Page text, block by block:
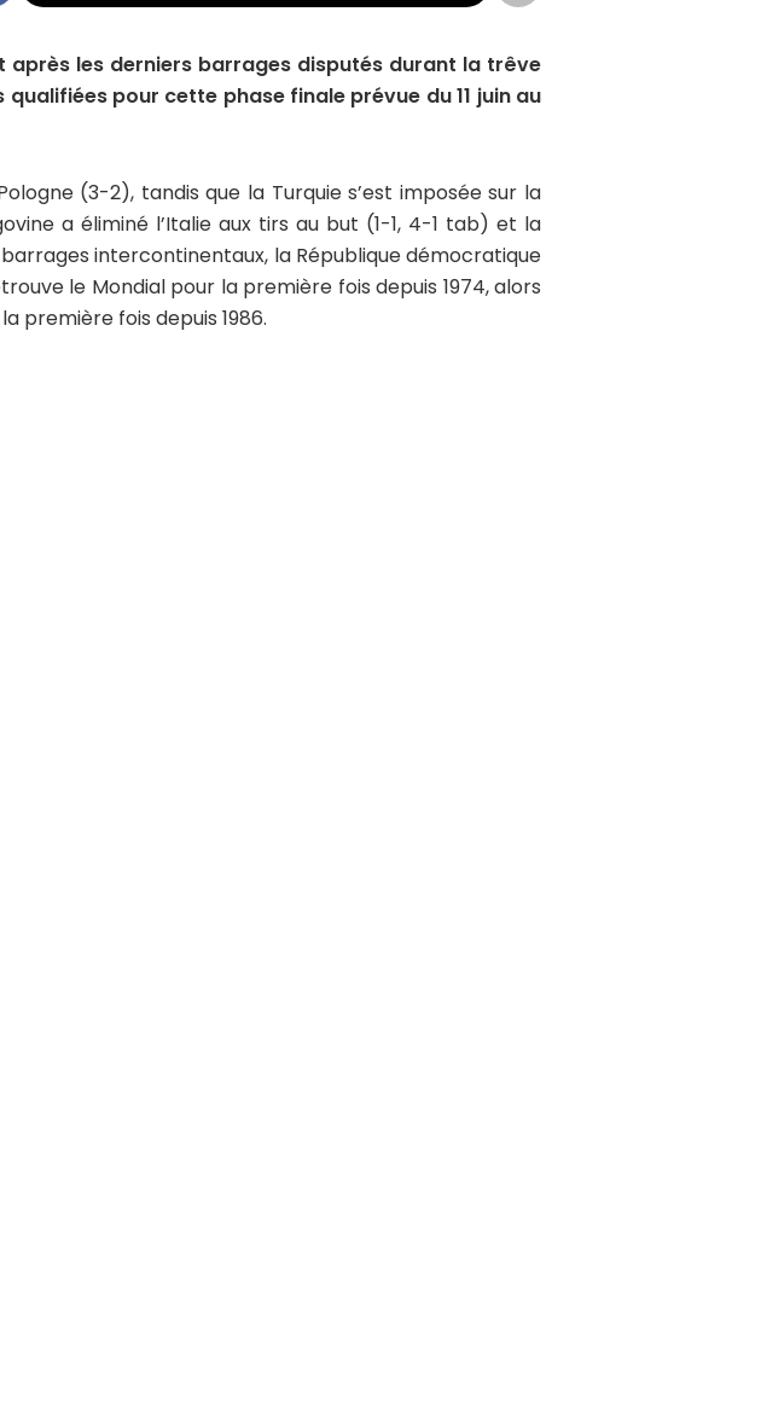
les derniers barrages disputés durant la trêve
pour cette phase finale prévue du 11 juin au
(3-2), tandis que la Turquie s’est imposée sur la
a éliminé l’Italie aux tirs au but (1-1, 4-1 tab) et la
intercontinentaux, la République démocratique
le Mondial pour la première fois depuis 1974, alors
première fois depuis 1986.